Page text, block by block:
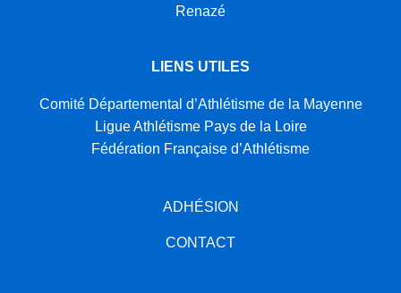
Renazé
LIENS UTILES
Comité Départemental d’Athlétisme de la Mayenne
Ligue Athlétisme Pays de la Loire
Fédération Française d’Athlétisme
ADHÉSION
CONTACT